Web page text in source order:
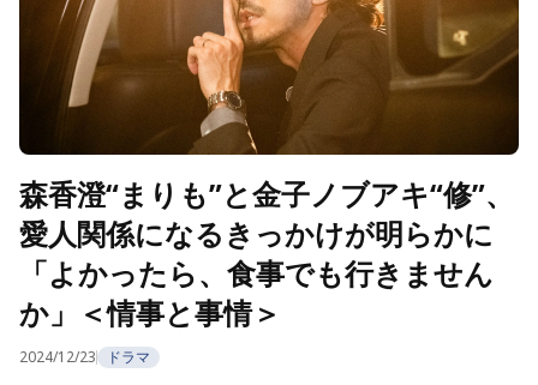
森香澄“まりも”と金子ノブアキ“修”、
愛人関係になるきっかけが明らかに
「よかったら、食事でも行きません
か」＜情事と事情＞
2024/12/23 ドラマ